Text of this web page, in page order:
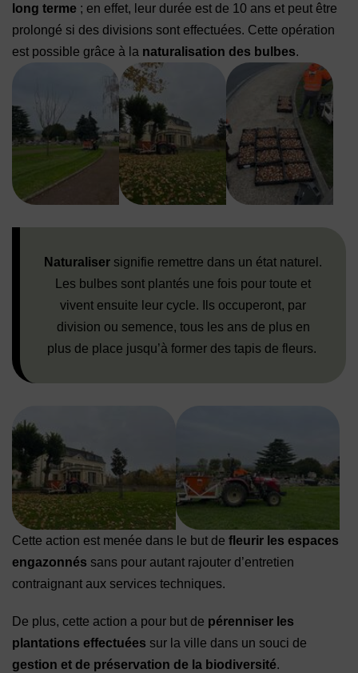
long terme ; en effet, leur durée est de 10 ans et peut être
prolongé si des divisions sont effectuées. Cette opération
est possible grâce à la naturalisation des bulbes.
Naturaliser signifie remettre dans un état naturel.
Les bulbes sont plantés une fois pour toute et
vivent ensuite leur cycle. Ils occuperont, par
division ou semence, tous les ans de plus en
plus de place jusqu’à former des tapis de fleurs.
Cette action est menée dans le but de fleurir les espaces
engazonnés sans pour autant rajouter d’entretien
contraignant aux services techniques.
De plus, cette action a pour but de pérenniser les
plantations effectuées sur la ville dans un souci de
gestion et de préservation de la biodiversité.